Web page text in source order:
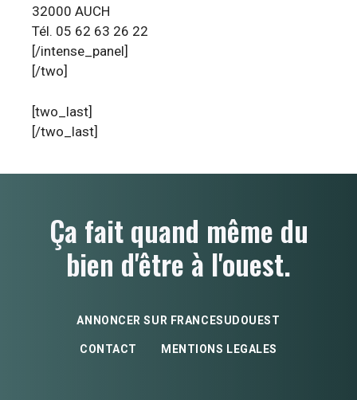
32000 AUCH
Tél. 05 62 63 26 22
[/intense_panel]
[/two]
[two_last]
[/two_last]
Ça fait quand même du
bien d'être à l'ouest.
ANNONCER SUR FRANCESUDOUEST
CONTACT MENTIONS LEGALES